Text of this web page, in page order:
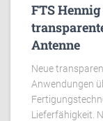
FTS
Antenne
Neue
Anwendungen
Lieferfähigkeit.